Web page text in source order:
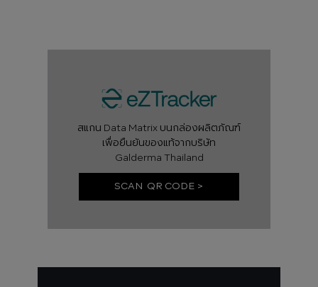
สแกน Data Matrix บนกล่องผลิตภัณฑ์
เพื่อยืนยันของแท้จากบริษัท
Galderma Thailand
SCAN QR CODE >